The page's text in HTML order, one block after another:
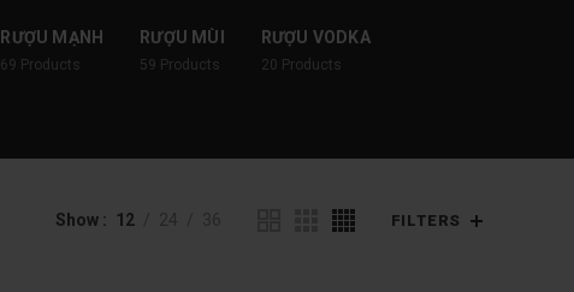
RƯỢU MẠNH
69 Products
RƯỢU MÙI
59 Products
RƯỢU VODKA
20 Products
Show 12 FILTERS